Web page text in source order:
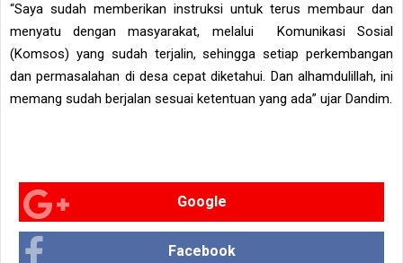
“Saya sudah memberikan instruksi untuk terus membaur dan
menyatu dengan masyarakat, melalui Komunikasi Sosial
(Komsos) yang sudah terjalin, sehingga setiap perkembangan
dan permasalahan di desa cepat diketahui. Dan alhamdulillah, ini
memang sudah berjalan sesuai ketentuan yang ada” ujar Dandim.
Google
Facebook